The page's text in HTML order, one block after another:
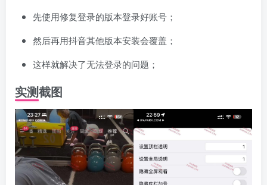
先使用修复登录的版本登录好账号；
然后再用抖音其他版本安装会覆盖；
这样就解决了无法登录的问题；
实测截图